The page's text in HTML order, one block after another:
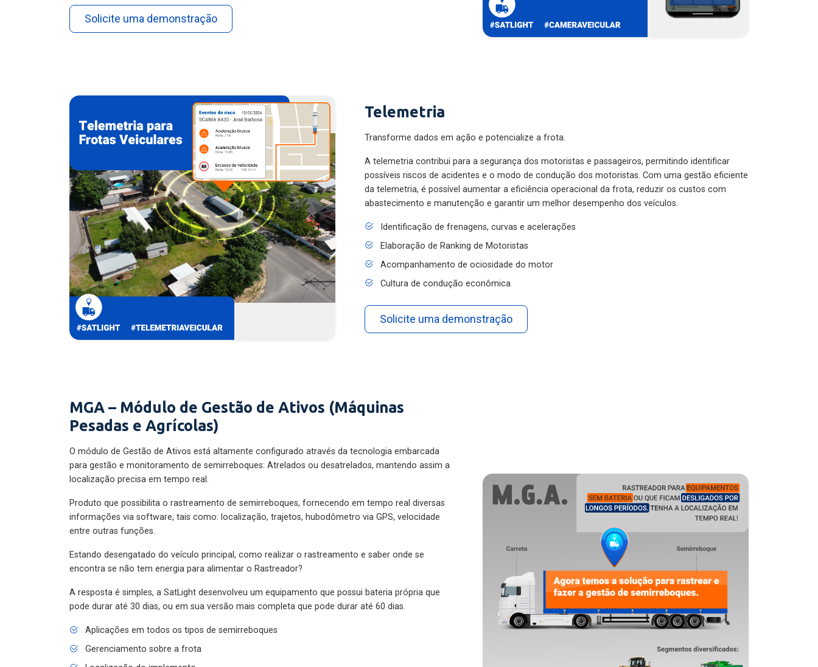
Solicite uma demonstração
Telemetria
Transforme dados em ação e potencialize a frota.
A telemetria contribui para a segurança dos motoristas e passageiros, permitindo identificar
possíveis riscos de acidentes e o modo de condução dos motoristas. Com uma gestão eficiente
da telemetria, é possível aumentar a eficiência operacional da frota, reduzir os custos com
abastecimento e manutenção e garantir um melhor desempenho dos veículos.
Identificação de frenagens, curvas e acelerações
Elaboração de Ranking de Motoristas
Acompanhamento de ociosidade do motor
Cultura de condução econômica
Solicite uma demonstração
MGA – Módulo de Gestão de Ativos (Máquinas
Pesadas e Agrícolas)
O módulo de Gestão de Ativos está altamente configurado através da tecnologia embarcada
para gestão e monitoramento de semirreboques: Atrelados ou desatrelados, mantendo assim a
localização precisa em tempo real.
Produto que possibilita o rastreamento de semirreboques, fornecendo em tempo real diversas
informações via software, tais como: localização, trajetos, hubodômetro via GPS, velocidade
entre outras funções.
Estando desengatado do veículo principal, como realizar o rastreamento e saber onde se
encontra se não tem energia para alimentar o Rastreador?
A resposta é simples, a SatLight desenvolveu um equipamento que possui bateria própria que
pode durar até 30 dias, ou em sua versão mais completa que pode durar até 60 dias.
Aplicações em todos os tipos de semirreboques
Gerenciamento sobre a frota
Localização do implemento